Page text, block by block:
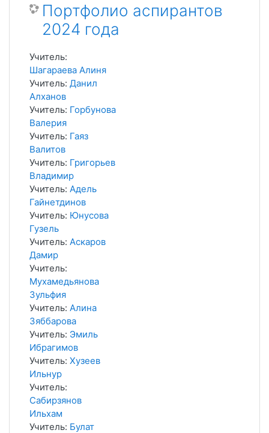
Портфолио аспирантов
2024 года
Учитель:
Шагараева Алиня
Учитель: Данил
Алханов
Учитель: Горбунова
Валерия
Учитель: Гаяз
Валитов
Учитель: Григорьев
Владимир
Учитель: Адель
Гайнетдинов
Учитель: Юнусова
Гузель
Учитель: Аскаров
Дамир
Учитель:
Мухамедьянова
Зульфия
Учитель: Алина
Зяббарова
Учитель: Эмиль
Ибрагимов
Учитель: Хузеев
Ильнур
Учитель:
Сабирзянов
Ильхам
Учитель: Булат